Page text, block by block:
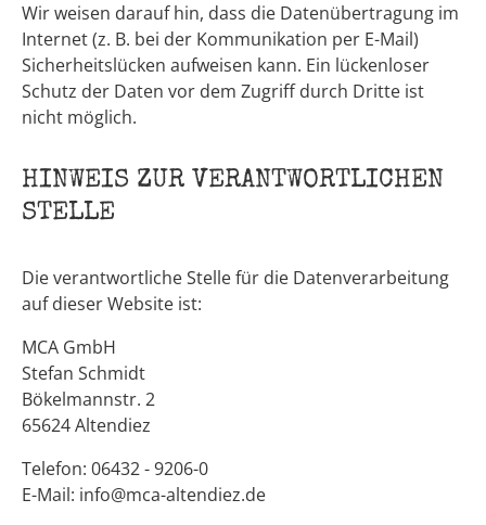
Wir weisen darauf hin, dass die Datenübertragung im
Internet (z. B. bei der Kommunikation per E-Mail)
Sicherheitslücken aufweisen kann. Ein lückenloser
Schutz der Daten vor dem Zugriff durch Dritte ist
nicht möglich.
HINWEIS ZUR VERANTWORTLICHEN
STELLE
Die verantwortliche Stelle für die Datenverarbeitung
auf dieser Website ist:
MCA GmbH
Stefan Schmidt
Bökelmannstr. 2
65624 Altendiez
Telefon: 06432 - 9206-0
E-Mail: info@mca-altendiez.de